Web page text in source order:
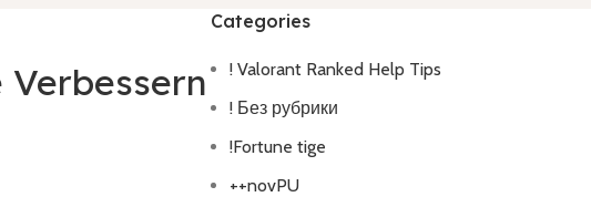
Categories
! Valorant Ranked Help Tips
! Без рубрики
!Fortune tige
++novPU